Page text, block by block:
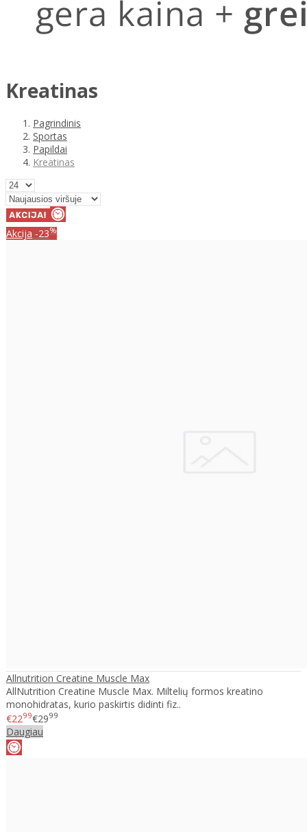
Kreatinas
Pagrindinis
Sportas
Papildai
Kreatinas
Akcija -23%
Allnutrition Creatine Muscle Max
AllNutrition Creatine Muscle Max. Miltelių formos kreatino
monohidratas, kurio paskirtis didinti fiz..
€2299€2999
Daugiau